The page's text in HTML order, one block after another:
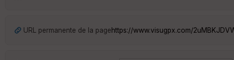
URL permanente de la pagehttps://www.visugpx.com/